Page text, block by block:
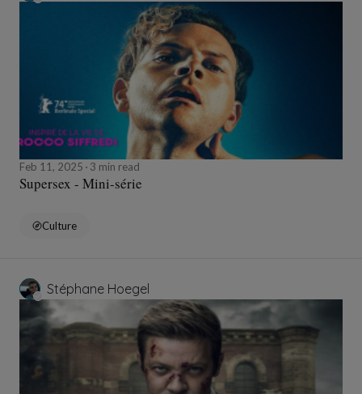
Feb 11, 2025 3 min read
Supersex - Mini-série
Culture
Stéphane Hoegel